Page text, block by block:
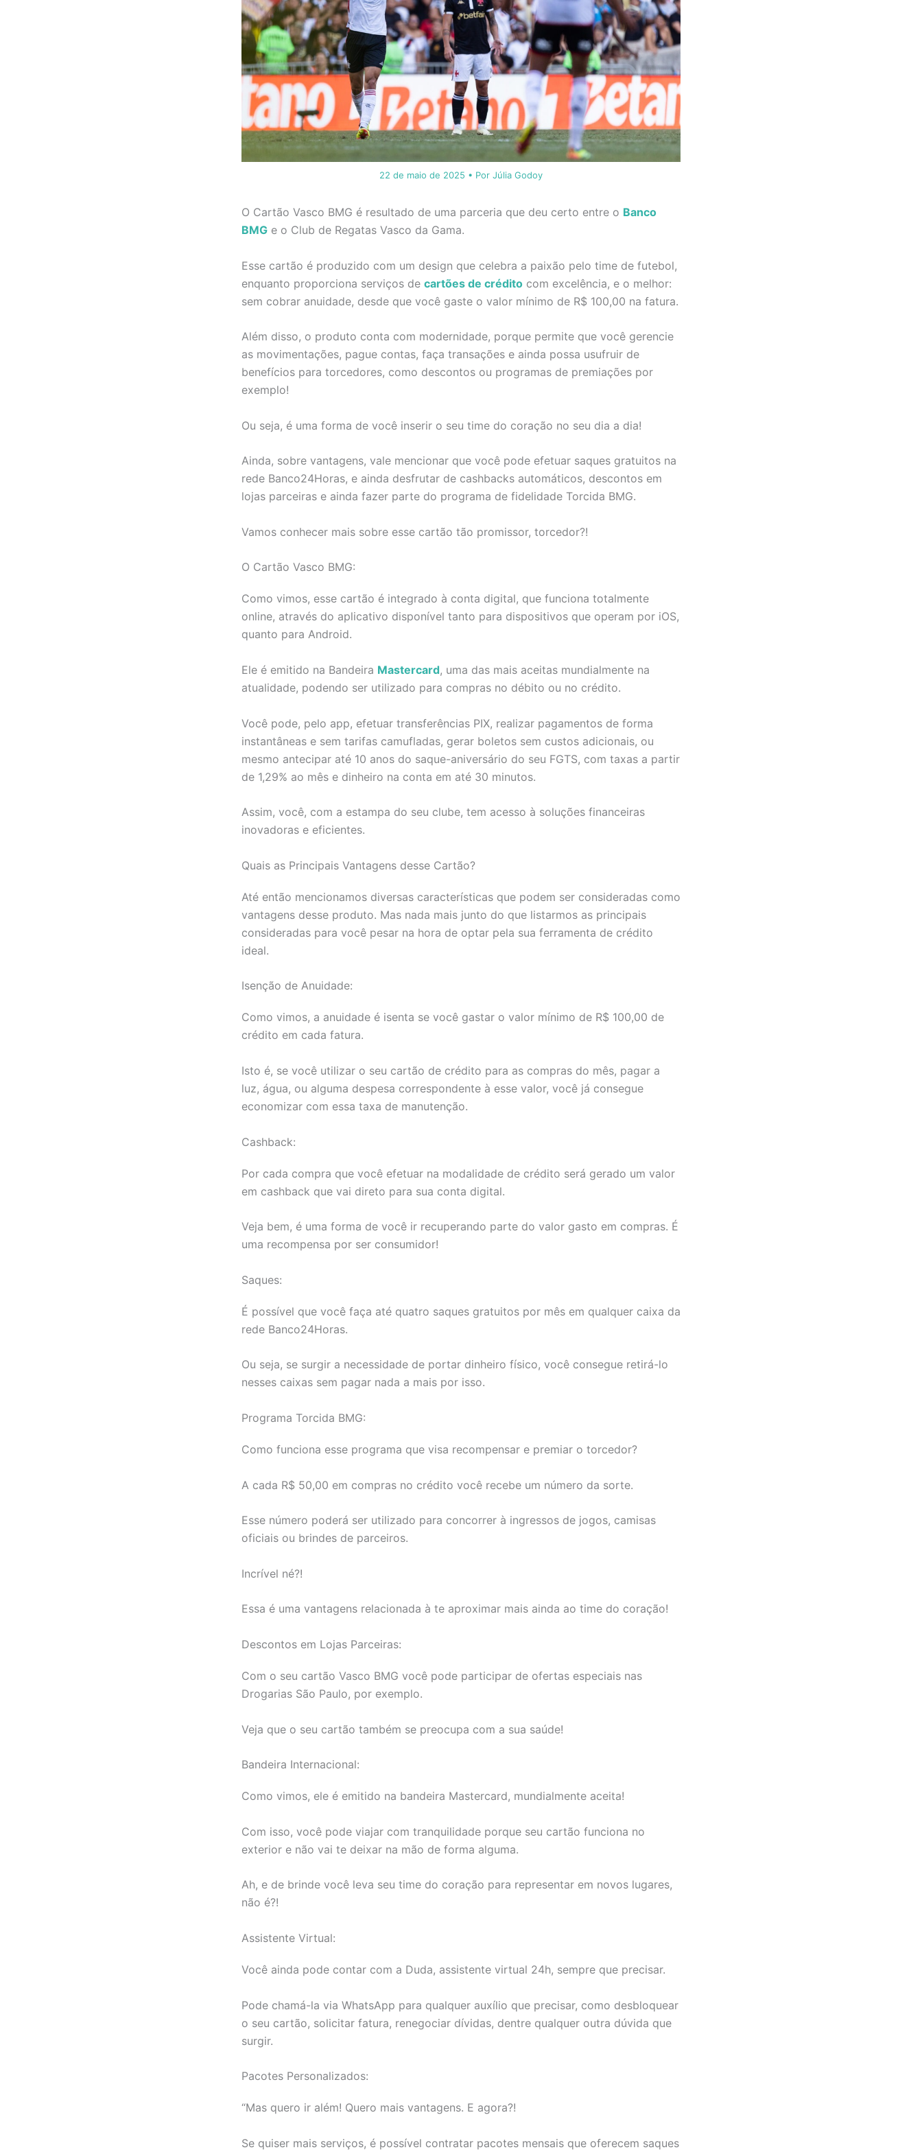
22 de maio de 2025 • Por Júlia Godoy
O Cartão Vasco BMG é resultado de uma parceria que deu certo entre o Banco
BMG e o Club de Regatas Vasco da Gama.
Esse cartão é produzido com um design que celebra a paixão pelo time de futebol,
enquanto proporciona serviços de cartões de crédito com excelência, e o melhor:
sem cobrar anuidade, desde que você gaste o valor mínimo de R$ 100,00 na fatura.
Além disso, o produto conta com modernidade, porque permite que você gerencie
as movimentações, pague contas, faça transações e ainda possa usufruir de
benefícios para torcedores, como descontos ou programas de premiações por
exemplo!
Ou seja, é uma forma de você inserir o seu time do coração no seu dia a dia!
Ainda, sobre vantagens, vale mencionar que você pode efetuar saques gratuitos na
rede Banco24Horas, e ainda desfrutar de cashbacks automáticos, descontos em
lojas parceiras e ainda fazer parte do programa de fidelidade Torcida BMG.
Vamos conhecer mais sobre esse cartão tão promissor, torcedor?!
O Cartão Vasco BMG:
Como vimos, esse cartão é integrado à conta digital, que funciona totalmente
online, através do aplicativo disponível tanto para dispositivos que operam por iOS,
quanto para Android.
Ele é emitido na Bandeira Mastercard, uma das mais aceitas mundialmente na
atualidade, podendo ser utilizado para compras no débito ou no crédito.
Você pode, pelo app, efetuar transferências PIX, realizar pagamentos de forma
instantâneas e sem tarifas camufladas, gerar boletos sem custos adicionais, ou
mesmo antecipar até 10 anos do saque-aniversário do seu FGTS, com taxas a partir
de 1,29% ao mês e dinheiro na conta em até 30 minutos.
Assim, você, com a estampa do seu clube, tem acesso à soluções financeiras
inovadoras e eficientes.
Quais as Principais Vantagens desse Cartão?
Até então mencionamos diversas características que podem ser consideradas como
vantagens desse produto. Mas nada mais junto do que listarmos as principais
consideradas para você pesar na hora de optar pela sua ferramenta de crédito
ideal.
Isenção de Anuidade:
Como vimos, a anuidade é isenta se você gastar o valor mínimo de R$ 100,00 de
crédito em cada fatura.
Isto é, se você utilizar o seu cartão de crédito para as compras do mês, pagar a
luz, água, ou alguma despesa correspondente à esse valor, você já consegue
economizar com essa taxa de manutenção.
Cashback:
Por cada compra que você efetuar na modalidade de crédito será gerado um valor
em cashback que vai direto para sua conta digital.
Veja bem, é uma forma de você ir recuperando parte do valor gasto em compras. É
uma recompensa por ser consumidor!
Saques:
É possível que você faça até quatro saques gratuitos por mês em qualquer caixa da
rede Banco24Horas.
Ou seja, se surgir a necessidade de portar dinheiro físico, você consegue retirá-lo
nesses caixas sem pagar nada a mais por isso.
Programa Torcida BMG:
Como funciona esse programa que visa recompensar e premiar o torcedor?
A cada R$ 50,00 em compras no crédito você recebe um número da sorte.
Esse número poderá ser utilizado para concorrer à ingressos de jogos, camisas
oficiais ou brindes de parceiros.
Incrível né?!
Essa é uma vantagens relacionada à te aproximar mais ainda ao time do coração!
Descontos em Lojas Parceiras:
Com o seu cartão Vasco BMG você pode participar de ofertas especiais nas
Drogarias São Paulo, por exemplo.
Veja que o seu cartão também se preocupa com a sua saúde!
Bandeira Internacional:
Como vimos, ele é emitido na bandeira Mastercard, mundialmente aceita!
Com isso, você pode viajar com tranquilidade porque seu cartão funciona no
exterior e não vai te deixar na mão de forma alguma.
Ah, e de brinde você leva seu time do coração para representar em novos lugares,
não é?!
Assistente Virtual:
Você ainda pode contar com a Duda, assistente virtual 24h, sempre que precisar.
Pode chamá-la via WhatsApp para qualquer auxílio que precisar, como desbloquear
o seu cartão, solicitar fatura, renegociar dívidas, dentre qualquer outra dúvida que
surgir.
Pacotes Personalizados:
“Mas quero ir além! Quero mais vantagens. E agora?!
Se quiser mais serviços, é possível contratar pacotes mensais que oferecem saques